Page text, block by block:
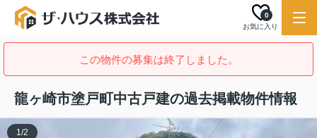
お気に入り
0
この物件の募集は終了しました。
龍ヶ崎市塗戸町中古戸建の過去掲載物件情報
1/2